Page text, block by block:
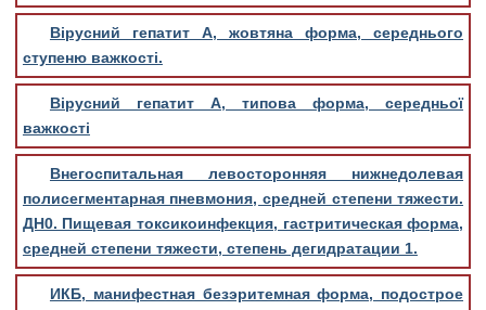
Вірусний гепатит А, жовтяна форма, середнього
ступеню важкості.
Вірусний гепатит А, типова форма, середньої
важкості
Внегоспитальная левосторонняя нижнедолевая
полисегментарная пневмония, средней степени тяжести.
ДН0. Пищевая токсикоинфекция, гастритическая форма,
средней степени тяжести, степень дегидратации 1.
ИКБ, манифестная безэритемная форма, подострое